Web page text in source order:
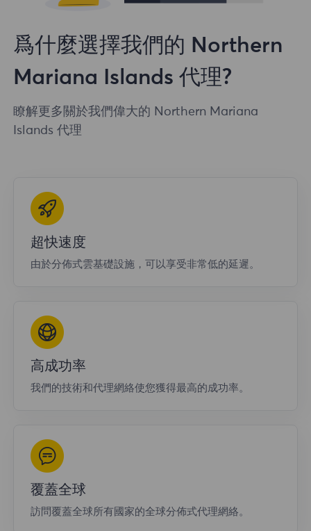
爲什麼選擇我們的 Northern
Mariana Islands 代理?
瞭解更多關於我們偉大的 Northern Mariana
Islands 代理
超快速度
由於分佈式雲基礎設施，可以享受非常低的延遲。
高成功率
我們的技術和代理網絡使您獲得最高的成功率。
覆蓋全球
訪問覆蓋全球所有國家的全球分佈式代理網絡。